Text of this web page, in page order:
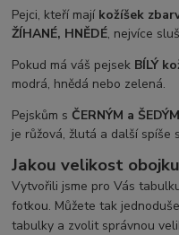
Pejci, kteří mají kožíšek
ŽÍHANÉ, HNĚDÉ, nejvíce
Pokud má váš pejsek BÍLÝ
modrá, hnědá nebo zelená.
Pejskům s ČERNÝM a ŠEDÝM
je růžová, žlutá a další spíše
Jakou velikost
Vytvořili jsme pro Vás
fotkou. Můžete tak
tabulky a zvolit správnou